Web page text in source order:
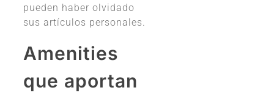
pueden haber olvidado
sus artículos personales.
Amenities
que aportan